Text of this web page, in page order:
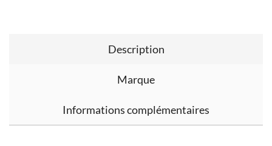
Description
Marque
Informations complémentaires